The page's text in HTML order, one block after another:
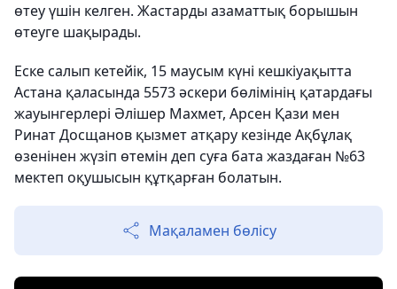
өтеу үшін келген. Жастарды азаматтық борышын
өтеуге шақырады.
Еске салып кетейік, 15 маусым күні кешкіуақытта
Астана қаласында 5573 әскери бөлімінің қатардағы
жауынгерлері Әлішер Махмет, Арсен Қази мен
Ринат Досщанов қызмет атқару кезінде Ақбұлақ
өзенінен жүзіп өтемін деп суға бата жаздаған №63
мектеп оқушысын құтқарған болатын.
Мақаламен бөлісу